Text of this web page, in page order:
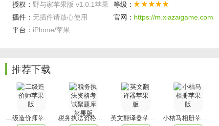
1. 优化用户体验：软件团队持续优化界面设计和操作流程，
使软件更加简洁、直观，提升了用户的使用体验。
3. 增加新功能：根据用户需求，软件不断推出新功能，如远
捷性。
4. 隐私保护：软件严格遵守隐私保护政策，不收集用户的个
人信息，确保用户的数据安全。
授权： 野与家苹果版 v1.0.1苹果
版
等级：
插件： 无插件请放心使用 官网： https://m.xiazaigame.com
平台： iPhone/苹果
推荐下载
二级造价师苹果版 税务执法资格考试聚题库苹果版 英文翻译器苹果版 小桔马相册苹果版